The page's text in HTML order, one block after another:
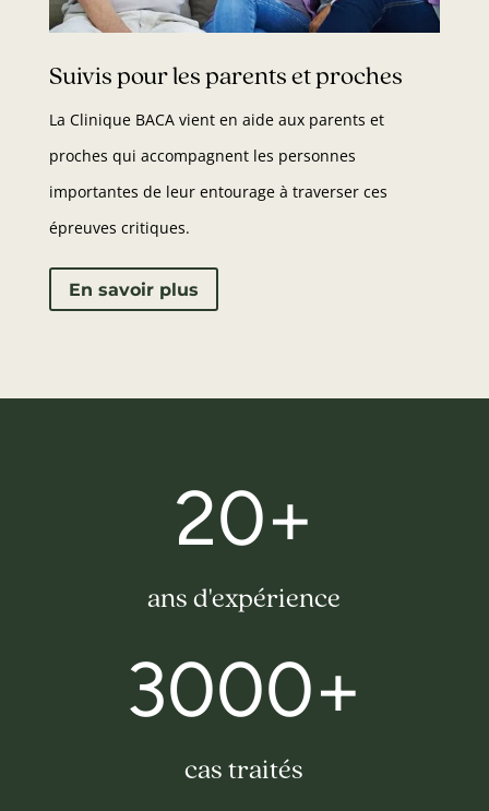
Suivis pour les parents et proches
La Clinique BACA vient en aide aux parents et
proches qui accompagnent les personnes
importantes de leur entourage à traverser ces
épreuves critiques.
En savoir plus
20+
ans d'expérience
3000+
cas traités